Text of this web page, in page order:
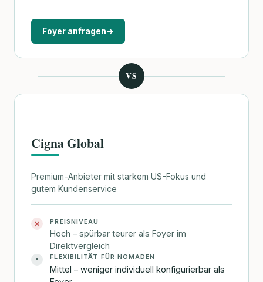
Foyer anfragen→
VS
Cigna Global
Premium-Anbieter mit starkem US-Fokus und
gutem Kundenservice
✕ PREISNIVEAU
Hoch – spürbar teurer als Foyer im
Direktvergleich
• FLEXIBILITÄT FÜR NOMADEN
Mittel – weniger individuell konfigurierbar als